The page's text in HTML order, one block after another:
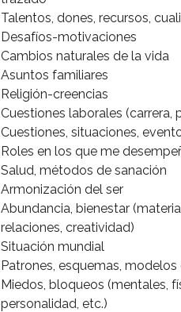
Talentos, dones, recursos,
Desafíos-motivaciones
Cambios naturales de la vida
Asuntos familiares
Religión-creencias
Cuestiones laborales (carrera,
Cuestiones, situaciones,
Roles en los que me
Salud, métodos de sanación
Armonización del ser
Abundancia, bienestar
relaciones, creatividad)
Situación mundial
Patrones, esquemas,
Miedos, bloqueos (mentales,
personalidad, etc.)